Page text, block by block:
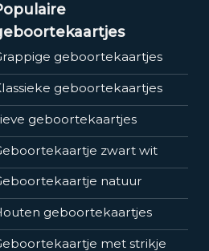
geboortekaartjes
geboortekaartjes
geboortekaartjes
zwart wit
natuur
geboortekaartjes
met strikje